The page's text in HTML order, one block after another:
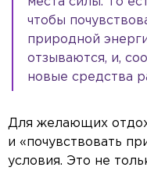
чтобы
природной
отзываются, и,
новые средства
Для желающих
и «почувствовать
условия. Это не